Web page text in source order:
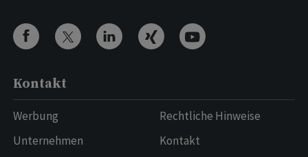
Kontakt
Werbung
Unternehmen
Rechtliche Hinweise
Kontakt